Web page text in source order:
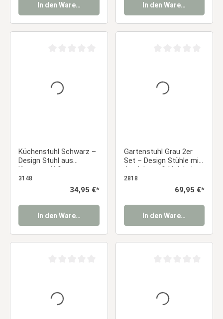
In den Warenkorb In den Warenkorb
Küchenstuhl Schwarz –
Design Stuhl aus
Kunststoff &
Holzbeinen | moderner
Esszimmerstuhl
3148
Regulärer Preis:
34,95 €*
In den Warenkorb
Gartenstuhl Grau 2er
Set – Design Stühle mit
Armlehnen & Holzbeinen
aus Kunststoff |
Essstuhl
2818
Regulärer Preis:
69,95 €*
In den Warenkorb